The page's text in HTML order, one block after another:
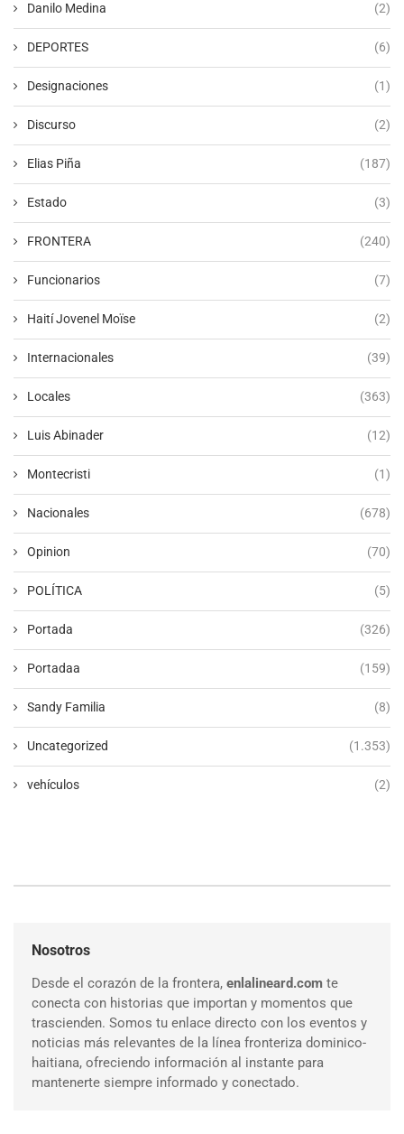
Danilo Medina (2)
DEPORTES (6)
Designaciones (1)
Discurso (2)
Elias Piña (187)
Estado (3)
FRONTERA (240)
Funcionarios (7)
Haití Jovenel Moïse (2)
Internacionales (39)
Locales (363)
Luis Abinader (12)
Montecristi (1)
Nacionales (678)
Opinion (70)
POLÍTICA (5)
Portada (326)
Portadaa (159)
Sandy Familia (8)
Uncategorized (1.353)
vehículos (2)
Nosotros
Desde el corazón de la frontera, enlalineard.com te
conecta con historias que importan y momentos que
trascienden. Somos tu enlace directo con los eventos y
noticias más relevantes de la línea fronteriza dominico-
haitiana, ofreciendo información al instante para
mantenerte siempre informado y conectado.